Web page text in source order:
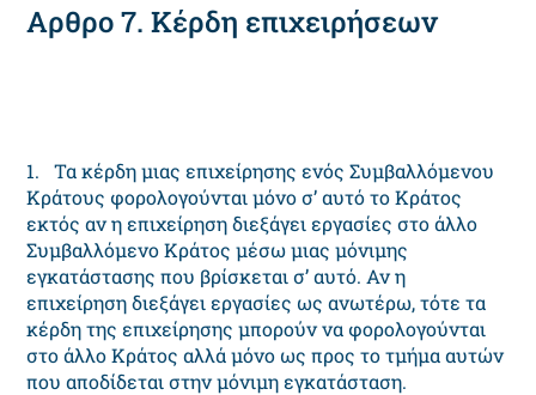
Αρθρο 7. Κέρδη επιχειρήσεων
1. Τα κέρδη μιας επιχείρησης ενός Συμβαλλόμενου
Κράτους φορολογούνται μόνο σ’ αυτό το Κράτος
εκτός αν η επιχείρηση διεξάγει εργασίες στο άλλο
Συμβαλλόμενο Κράτος μέσω μιας μόνιμης
εγκατάστασης που βρίσκεται σ’ αυτό. Αν η
επιχείρηση διεξάγει εργασίες ως ανωτέρω, τότε τα
κέρδη της επιχείρησης μπορούν να φορολογούνται
στο άλλο Κράτος αλλά μόνο ως προς το τμήμα αυτών
που αποδίδεται στην μόνιμη εγκατάσταση.